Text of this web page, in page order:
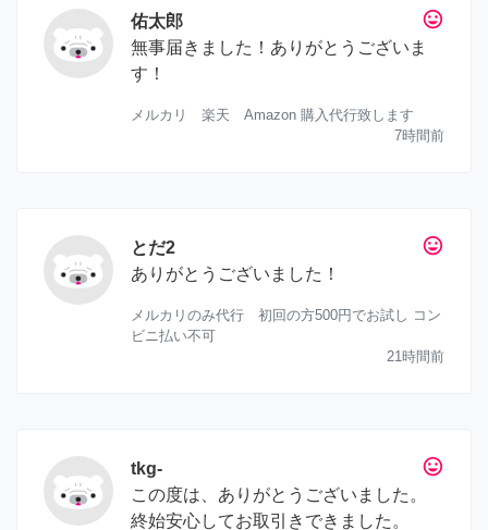
tag_faces
佑太郎
無事届きました！ありがとうございま
す！
メルカリ 楽天 Amazon 購入代行致します
7時間前
tag_faces
とだ2
ありがとうございました！
メルカリのみ代行 初回の方500円でお試し コン
ビニ払い不可
21時間前
tag_faces
tkg-
この度は、ありがとうございました。
終始安心してお取引きできました。